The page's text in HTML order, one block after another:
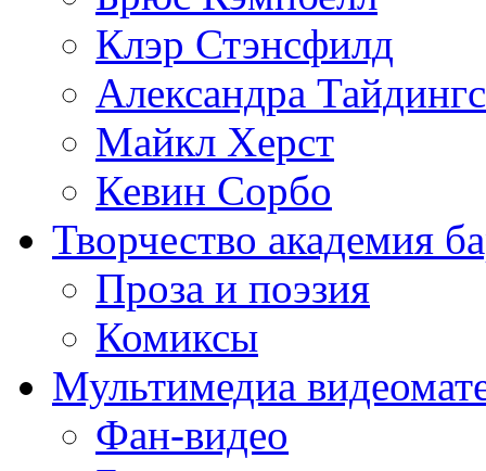
Клэр Стэнсфилд
Александра Тайдингс
Майкл Херст
Кевин Сорбо
Творчество академия
Проза и поэзия
Комиксы
Мультимедиа
Фан-видео